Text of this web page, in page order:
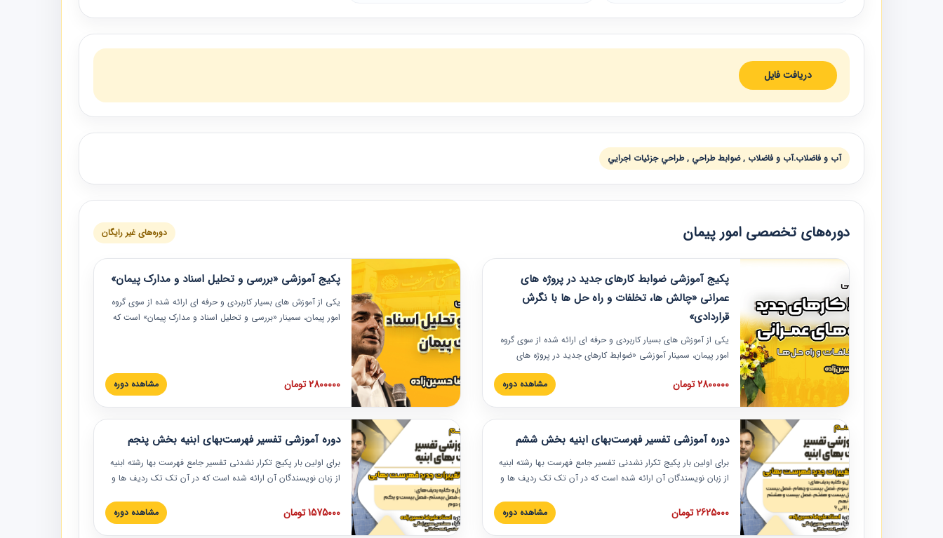
دریافت فایل
آب و فاضلاب.آب و فاضلاب , ضوابط طراحي , طراحي جزئيات اجرايي
دوره‌های تخصصی امور پیمان دوره‌های غیر رایگان
پکیج آموزشی ضوابط کارهای جدید در پروژه های
عمرانی «چالش ها، تخلفات و راه حل ها با نگرش
قراردادی»
یکی از آموزش‏‏‏‏‏‏ های بسیار کاربردی و حرفه‏ ای ارائه شده از سوی گروه
امور پیمان، سمینار آموزشی «ضوابط کارهای جدید در پروژه های
عمرانی» چالش ها، تخلفات و راه حل ها با نگرش قراردادی است که
در محل سندیکای شرکت های ساختمانی کشور ارائه شد. در این
به همراه تجربیات عملی ارائه شده است.
2800000 تومان مشاهده دوره
پکیج آموزشی «بررسی و تحلیل اسناد و مدارک پیمان»
یکی از آموزش‏‏‏‏‏‏ های بسیار کاربردی و حرفه‏ ای ارائه شده از سوی گروه
امور پیمان، سمینار «بررسی و تحلیل اسناد و مدارک پیمان» است که
عملی در این خصوص ارائه شده است.
2800000 تومان مشاهده دوره
دوره آموزشی تفسیر فهرست‌بهای ابنیه بخش ششم
برای اولین بار پکیج تکرار نشدنی تفسیر جامع فهرست بها رشته ابنیه
از زبان نویسندگان آن ارائه شده است که در آن تک تک ردیف ها و
تصویری بوده و به همراه تصاویر عملیات اجرایی مرتبط با ردیف های
فهرست بها ارائه شده است. این دوره با کلام مهندس
2625000 تومان مشاهده دوره
دوره آموزشی تفسیر فهرست‌بهای ابنیه بخش پنجم
برای اولین بار پکیج تکرار نشدنی تفسیر جامع فهرست بها رشته ابنیه
از زبان نویسندگان آن ارائه شده است که در آن تک تک ردیف ها و
تصویری بوده و به همراه تصاویر عملیات اجرایی مرتبط با ردیف های
فهرست بها ارائه شده است. این دوره با کلام مهندس
1575000 تومان مشاهده دوره